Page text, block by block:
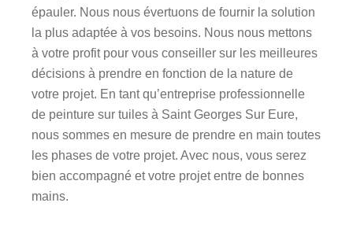
épauler. Nous nous évertuons de fournir la solution
la plus adaptée à vos besoins. Nous nous mettons
à votre profit pour vous conseiller sur les meilleures
décisions à prendre en fonction de la nature de
votre projet. En tant qu’entreprise professionnelle
de peinture sur tuiles à Saint Georges Sur Eure,
nous sommes en mesure de prendre en main toutes
les phases de votre projet. Avec nous, vous serez
bien accompagné et votre projet entre de bonnes
mains.